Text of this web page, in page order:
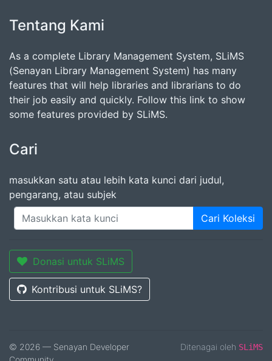
Tentang Kami
As a complete Library Management System, SLiMS
(Senayan Library Management System) has many
features that will help libraries and librarians to do
their job easily and quickly. Follow this link to show
some features provided by SLiMS.
Cari
masukkan satu atau lebih kata kunci dari judul,
pengarang, atau subjek
Cari Koleksi
Donasi untuk SLiMS
Kontribusi untuk SLiMS?
© 2026 — Senayan Developer
Ditenagai oleh SLiMS